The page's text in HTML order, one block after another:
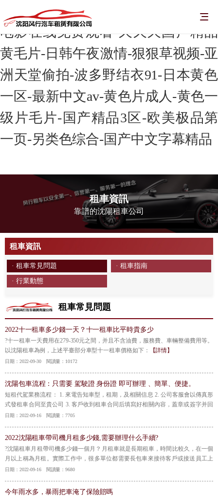
毛片无码一区二区三区a片视频-黄色
电影在线免费观看-久久久国产精品
黄毛片-日韩午夜激情-狠狠草视频-亚
洲天堂偷拍-波多野结衣91-日本黄色
一区-最新中文av-黄色片成人-黄色一
级片毛片-国产精品3区-欧美极品第
一页-另类色综合-国产中文字幕精品
租車資訊
靠譜的沈陽租車公司
租車資訊
· 租車常見問題 · 租車指南
· 行業動態
租車常見問題
2022十一租車多少錢一天？十一租車比平時貴多少
?十一租車一天費用在279-350元之間，并且不含油費，服務費、車輛整備費用等。
以沈陽租車為例，上述平臺部分車型十一租車價格如下：
【詳情】
日期：2022-09-30 閱讀量：10172
沈陽包車流程：只需要 駕駛證 身份證 即可辦理 、簡單、便捷。
短租代駕業務流程： 1. 來電告知車型，租期，及相關信息 2. 公司客服會以傳真形
式發租車合同至貴公司 3. 客戶收到租車合同后填寫好相關內容，蓋章或簽字并回
傳 4. 公司收到回單后會根據客戶的車型填寫好駕駛員，車號，并蓋章回傳 5. 租金
日期：2022-09-16 閱讀量：7705
2022沈陽租車帶司機月租多少錢,需要辦理什么手續?
?沈陽租車月租帶司機多少錢一個月？月租車就是長期租車，時間比較久，在一個
月以上稱為月租。實際工作中，很多單位都需要長包車來接待客戶或接送員工上
下班，也非常關心如何月租車輛的問題。今天沈陽租車公司小編就為大家分享沈
日期：2022-09-16 閱讀量：9680
今年雨水多，暴雨把車淹了保險賠嗎